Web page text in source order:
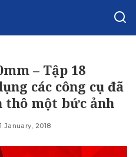
– Tập 18
các công cụ đã
thô một bức ảnh
January, 2018